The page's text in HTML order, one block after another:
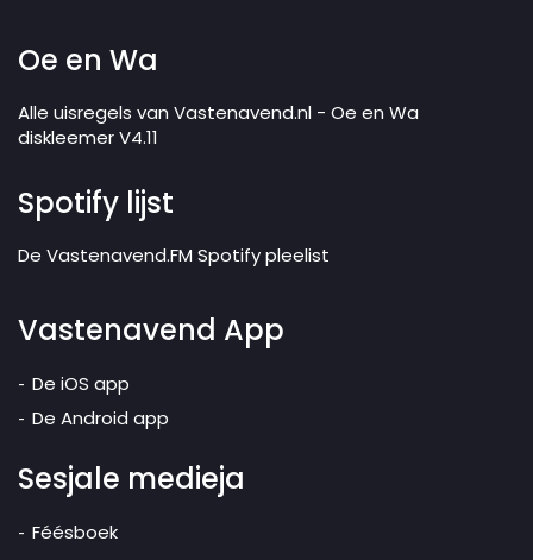
Oe en Wa
Alle uisregels van Vastenavend.nl - Oe en Wa
diskleemer V4.11
Spotify lijst
De Vastenavend.FM Spotify pleelist
Vastenavend App
De iOS app
De Android app
Sesjale medieja
Féésboek